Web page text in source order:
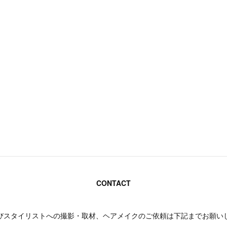
CONTACT
スタイリストへの撮影・取材、ヘアメイクのご依頼は下記までお願い